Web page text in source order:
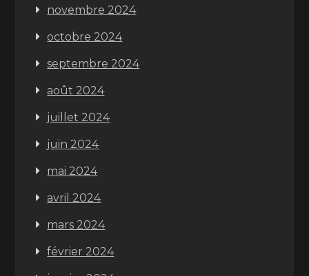
novembre 2024
octobre 2024
septembre 2024
août 2024
juillet 2024
juin 2024
mai 2024
avril 2024
mars 2024
février 2024